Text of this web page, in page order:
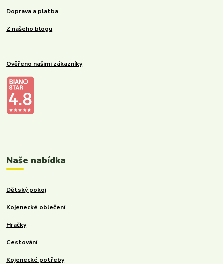
Doprava a platba
Z našeho blogu
Ověřeno našimi zákazníky
Naše nabídka
Dětský pokoj
Kojenecké oblečení
Hračky
Cestování
Kojenecké potřeby